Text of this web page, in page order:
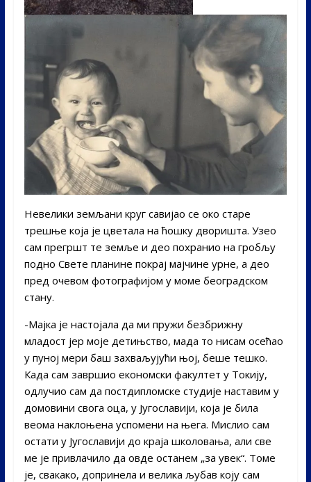
Невелики земљани круг савијао се око старе
трешње која је цветала на ћошку дворишта. Узео
сам прегршт те земље и део похранио на гробљу
подно Свете планине покрај мајчине урне, а део
пред очевом фотографијом у моме београдском
стану.
-Мајка је настојала да ми пружи безбрижну
младост јер моје детињство, мада то нисам осећао
у пуној мери баш захваљујући њој, беше тешко.
Када сам завршио економски факултет у Токију,
одлучио сам да постдипломске студије наставим у
домовини свога оца, у Југославији, која је била
веома наклоњена успомени на њега. Мислио сам
остати у Југославији до краја школовања, али све
ме је привлачило да овде останем „за увек“. Томе
је, свакако, допринела и велика љубав коју сам